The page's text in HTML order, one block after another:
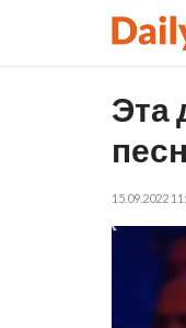
Эта
15.09.2022